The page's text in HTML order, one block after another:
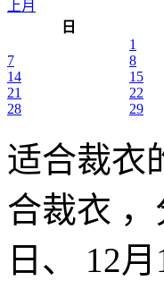
上月
日
1
7
8
14
15
21
22
28
29
适合裁衣
合裁衣 ，
日、 12